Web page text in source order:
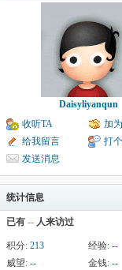
Daisyliyanqun
收听TA
加
给我留言
打
发送消息
统计信息
已有 -- 人来访过
积分: 213 经验: --
威望: -- 金钱: --